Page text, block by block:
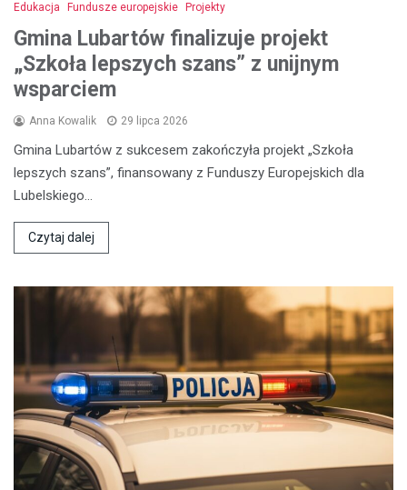
Edukacja Fundusze europejskie Projekty
Gmina Lubartów finalizuje projekt
„Szkoła lepszych szans” z unijnym
wsparciem
Anna Kowalik 29 lipca 2026
Gmina Lubartów z sukcesem zakończyła projekt „Szkoła
lepszych szans”, finansowany z Funduszy Europejskich dla
Lubelskiego…
Czytaj dalej